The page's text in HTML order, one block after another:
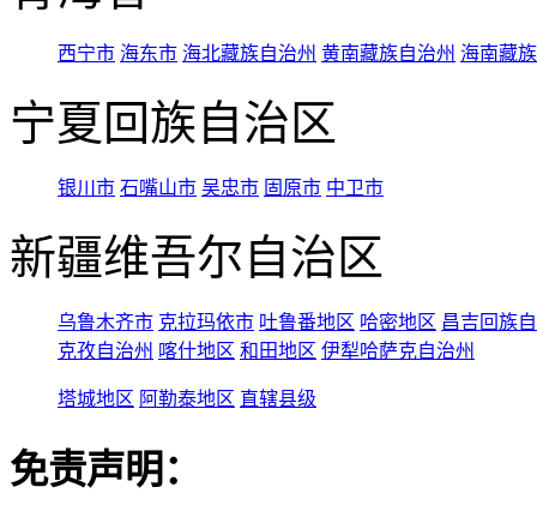
西宁市 海东市 海北藏族自治州 黄南藏族自治州 海南藏
宁夏回族自治区
银川市 石嘴山市 吴忠市 固原市 中卫市
新疆维吾尔自治区
乌鲁木齐市 克拉玛依市 吐鲁番地区 哈密地区 昌吉回族
克孜自治州 喀什地区 和田地区 伊犁哈萨克自治州
塔城地区 阿勒泰地区 直辖县级
免责声明：